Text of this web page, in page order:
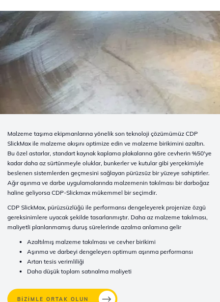
Malzeme taşıma ekipmanlarına yönelik son teknoloji çözümümüz CDP
SlickMax ile malzeme akışını optimize edin ve malzeme birikimini azaltın.
Bu özel astarlar, standart kaynak kaplama plakalarına göre cevherin %50'ye
kadar daha az sürtünmeyle oluklar, bunkerler ve kutular gibi yerçekimiyle
beslenen sistemlerden geçmesini sağlayan pürüzsüz bir yüzeye sahiptirler.
Ağır aşınma ve darbe uygulamalarında malzemenin takılması bir darboğaz
haline geliyorsa CDP-Slickmax mükemmel bir seçimdir.
CDP SlickMax, pürüzsüzlüğü ile performansı dengeleyerek projenize özgü
gereksinimlere uyacak şekilde tasarlanmıştır. Daha az malzeme takılması,
maliyetli planlanmamış duruş sürelerinde azalma anlamına gelir
Azaltılmış malzeme takılması ve cevher birikimi
Aşınma ve darbeyi dengeleyen optimum aşınma performansı
Artan tesis verimliliği
Daha düşük toplam satınalma maliyeti
BİZİMLE ORTAK OLUN